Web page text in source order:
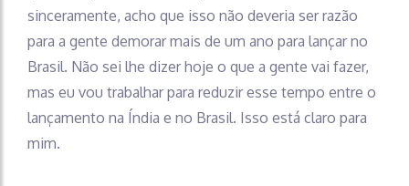
sinceramente, acho que isso não deveria ser razão
para a gente demorar mais de um ano para lançar no
Brasil. Não sei lhe dizer hoje o que a gente vai fazer,
mas eu vou trabalhar para reduzir esse tempo entre o
lançamento na Índia e no Brasil. Isso está claro para
mim.